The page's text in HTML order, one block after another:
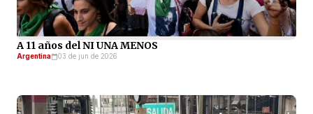
A 11 años del NI UNA MENOS
Argentina 03 de jun de 2026